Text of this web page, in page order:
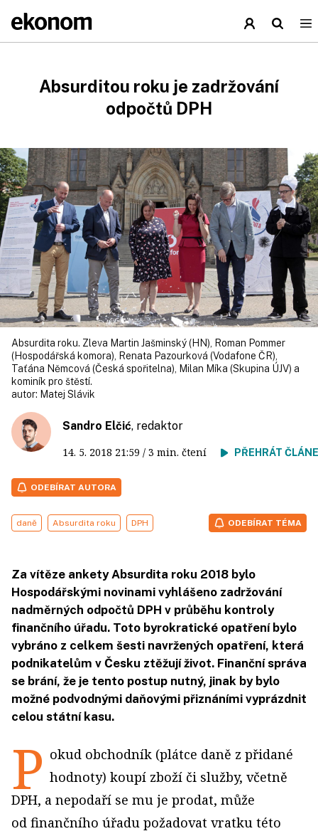
Absurditou roku je zadržování
odpočtů DPH
Absurdita roku. Zleva Martin Jašminský (HN), Roman Pommer
(Hospodářská komora), Renata Pazourková (Vodafone ČR),
Taťána Němcová (Česká spořitelna), Milan Míka (Skupina ÚJV) a
kominík pro štěstí.
autor: Matej Slávik
Sandro Elčić, redaktor
14. 5. 2018 21:59 / 3 min. čtení PŘEHRÁT
ODEBÍRAT AUTORA
daně Absurdita roku DPH ODEBÍRAT TÉMA
Za vítěze ankety Absurdita roku 2018 bylo
Hospodářskými novinami vyhlášeno zadržování
nadměrných odpočtů DPH v průběhu kontroly
finančního úřadu. Toto byrokratické opatření bylo
vybráno z celkem šesti navržených opatření, která
podnikatelům v Česku ztěžují život. Finanční správa
se brání, že je tento postup nutný, jinak by bylo
možné podvodnými daňovými přiznáními vyprázdnit
celou státní kasu.
P okud obchodník (plátce daně z přidané
hodnoty) koupí zboží či služby, včetně
DPH, a nepodaří se mu je prodat, může
od finančního úřadu požadovat vratku této